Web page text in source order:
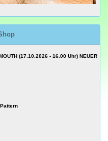
(17.10.2026 - 16.00 Uhr) NEUER